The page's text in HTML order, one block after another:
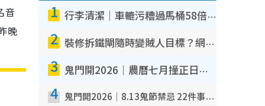
音
晚
1 行李清潔｜車轆污糟過馬桶58倍！專家警告忌用酒精抹 教1招免污手除菌
2 裝修拆鐵閘隨時變賊人目標？網民揭2大關鍵用途：裝新式等於白裝？附新舊鐵閘分別
3 鬼門開2026｜農曆七月撞正日全食特別邪？專家警告切忌做一事！揭4大禁忌+2招保平安
4 鬼門開2026｜8.13鬼節禁忌 22件事唔做得！燒肉、刺身要少食？半夜勿吹口哨/打呢個電話